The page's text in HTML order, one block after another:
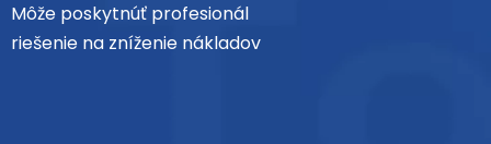
Môže poskytnúť profesionál
riešenie na zníženie nákladov